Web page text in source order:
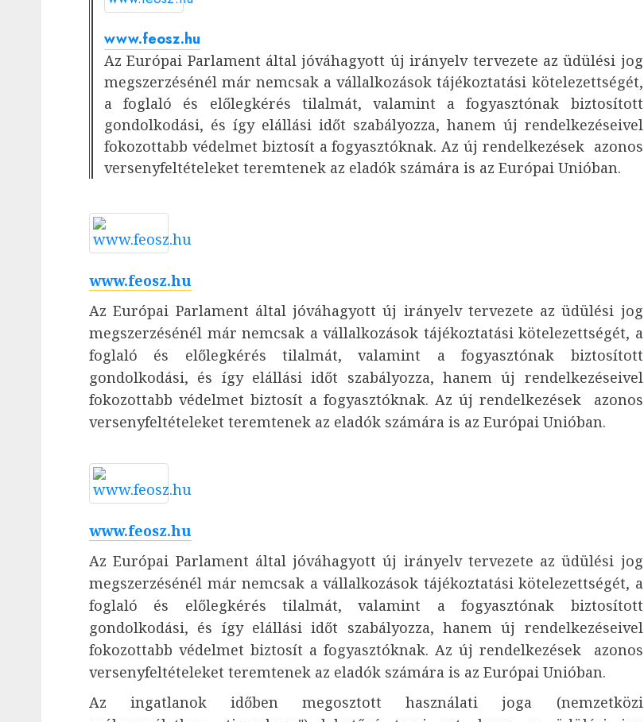
www.feosz.hu
Az Európai Parlament által jóváhagyott új irányelv tervezete az üdülési jog
megszerzésénél már nemcsak a vállalkozások tájékoztatási kötelezettségét,
a foglaló és előlegkérés tilalmát, valamint a fogyasztónak biztosított
gondolkodási, és így elállási időt szabályozza, hanem új rendelkezéseivel
fokozottabb védelmet biztosít a fogyasztóknak. Az új rendelkezések azonos
versenyfeltételeket teremtenek az eladók számára is az Európai Unióban.
www.feosz.hu
Az Európai Parlament által jóváhagyott új irányelv tervezete az üdülési jog
megszerzésénél már nemcsak a vállalkozások tájékoztatási kötelezettségét, a
foglaló és előlegkérés tilalmát, valamint a fogyasztónak biztosított
gondolkodási, és így elállási időt szabályozza, hanem új rendelkezéseivel
fokozottabb védelmet biztosít a fogyasztóknak. Az új rendelkezések azonos
versenyfeltételeket teremtenek az eladók számára is az Európai Unióban.
www.feosz.hu
Az Európai Parlament által jóváhagyott új irányelv tervezete az üdülési jog
megszerzésénél már nemcsak a vállalkozások tájékoztatási kötelezettségét, a
foglaló és előlegkérés tilalmát, valamint a fogyasztónak biztosított
gondolkodási, és így elállási időt szabályozza, hanem új rendelkezéseivel
fokozottabb védelmet biztosít a fogyasztóknak. Az új rendelkezések azonos
versenyfeltételeket teremtenek az eladók számára is az Európai Unióban.
Az ingatlanok időben megosztott használati joga (nemzetközi